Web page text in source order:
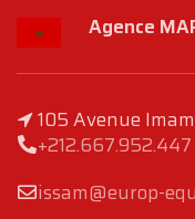
Agence
105 Avenue
+212.667.952.447
issam@europ-